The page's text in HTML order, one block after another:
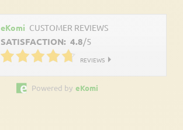
eKomi CUSTOMER REVIEWS
SATISFACTION: 4.8/5
REVIEWS
Powered by eKomi